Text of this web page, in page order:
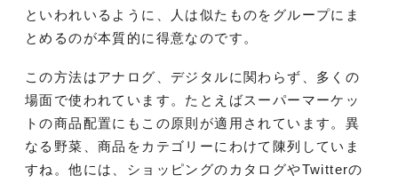
といわれいるように、人は似たものをグループにま
とめるのが本質的に得意なのです。
この方法はアナログ、デジタルに関わらず、多くの
場面で使われています。たとえばスーパーマーケッ
トの商品配置にもこの原則が適用されています。異
なる野菜、商品をカテゴリーにわけて陳列していま
すね。他には、ショッピングのカタログやTwitterの